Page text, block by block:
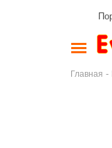
Главная -